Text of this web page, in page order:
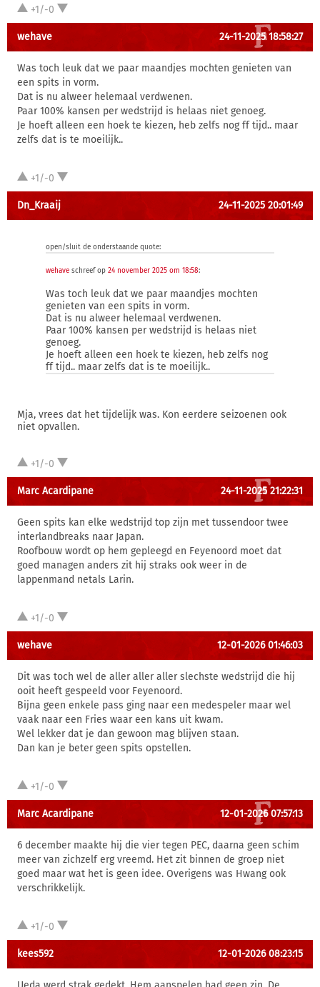
+1/-0
wehave 24-11-2025 18:58:27
Was toch leuk dat we paar maandjes mochten genieten van
een spits in vorm.
Dat is nu alweer helemaal verdwenen.
Paar 100% kansen per wedstrijd is helaas niet genoeg.
Je hoeft alleen een hoek te kiezen, heb zelfs nog ff tijd.. maar
zelfs dat is te moeilijk..
+1/-0
Dn_Kraaij 24-11-2025 20:01:49
open/sluit de onderstaande quote:
wehave schreef op 24 november 2025 om 18:58:
Was toch leuk dat we paar maandjes mochten
genieten van een spits in vorm.
Dat is nu alweer helemaal verdwenen.
Paar 100% kansen per wedstrijd is helaas niet
genoeg.
Je hoeft alleen een hoek te kiezen, heb zelfs nog
ff tijd.. maar zelfs dat is te moeilijk..
Mja, vrees dat het tijdelijk was. Kon eerdere seizoenen ook
niet opvallen.
+1/-0
Marc Acardipane 24-11-2025 21:22:31
Geen spits kan elke wedstrijd top zijn met tussendoor twee
interlandbreaks naar Japan.
Roofbouw wordt op hem gepleegd en Feyenoord moet dat
goed managen anders zit hij straks ook weer in de
lappenmand netals Larin.
+1/-0
wehave 12-01-2026 01:46:03
Dit was toch wel de aller aller aller slechste wedstrijd die hij
ooit heeft gespeeld voor Feyenoord.
Bijna geen enkele pass ging naar een medespeler maar wel
vaak naar een Fries waar een kans uit kwam.
Wel lekker dat je dan gewoon mag blijven staan.
Dan kan je beter geen spits opstellen.
+1/-0
Marc Acardipane 12-01-2026 07:57:13
6 december maakte hij die vier tegen PEC, daarna geen schim
meer van zichzelf erg vreemd. Het zit binnen de groep niet
goed maar wat het is geen idee. Overigens was Hwang ook
verschrikkelijk.
+1/-0
kees592 12-01-2026 08:23:15